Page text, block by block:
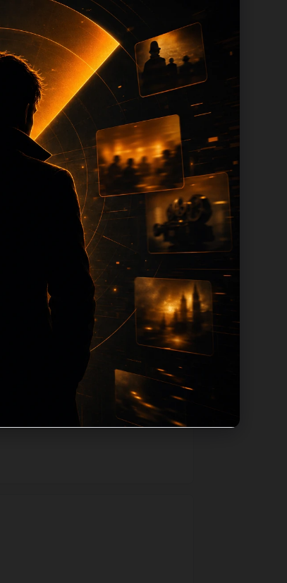
时间内理解页面主题、入口路径
面出现高度重复。从搜索体验看，
包屑、同类推荐、热门推荐、上一
新增保持少量、稳定、
图兜底；如果标题过短、描述为
跳转到同类页面、专题合集和热榜
集归类的承接作用。